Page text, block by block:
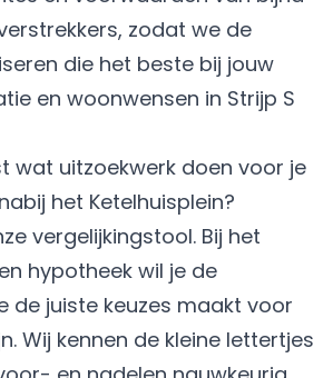
zodat we de
die het beste bij jouw
en woonwensen in Strijp S
wat uitzoekwerk doen voor je
het Ketelhuisplein?
vergelijkingstool. Bij het
hypotheek wil je de
de juiste keuzes maakt voor
Wij kennen de kleine lettertjes